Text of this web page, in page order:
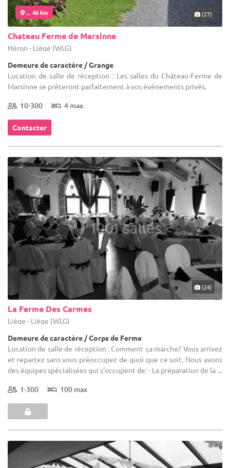
... 46 km (27)
Chateau Ferme de Marsinne
Héron - Liège (WLG)
Demeure de caractère / Grange
Location de salle de réception : Les salles du Château-Ferme de
Marsinne se prêteront parfaitement à vos événements privés.
10-300 4 max
Contacter
(24)
La Ferme Des Carmes
Liège - Liège (WLG)
Demeure de caractère / Corps de Ferme
Location de salle de réception : Comment ça marche? Vous arrivez
et repartez sans vous préoccupez de quoi que ce soit. Nous avons
des équipes spécialisées qui s'occupent de: - La préparation de la ...
1-300 100 max